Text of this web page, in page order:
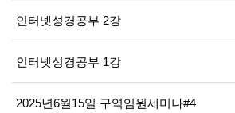
인터넷성경공부 2강
인터넷성경공부 1강
2025년6월15일 구역임원세미나#4